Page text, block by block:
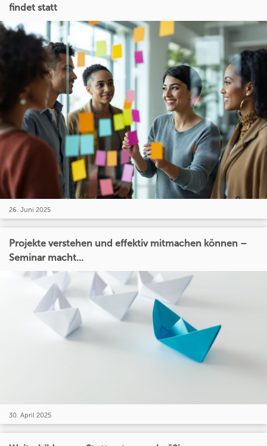
findet statt
26. Juni 2025
Projekte verstehen und effektiv mitmachen können –
Seminar macht...
30. April 2025